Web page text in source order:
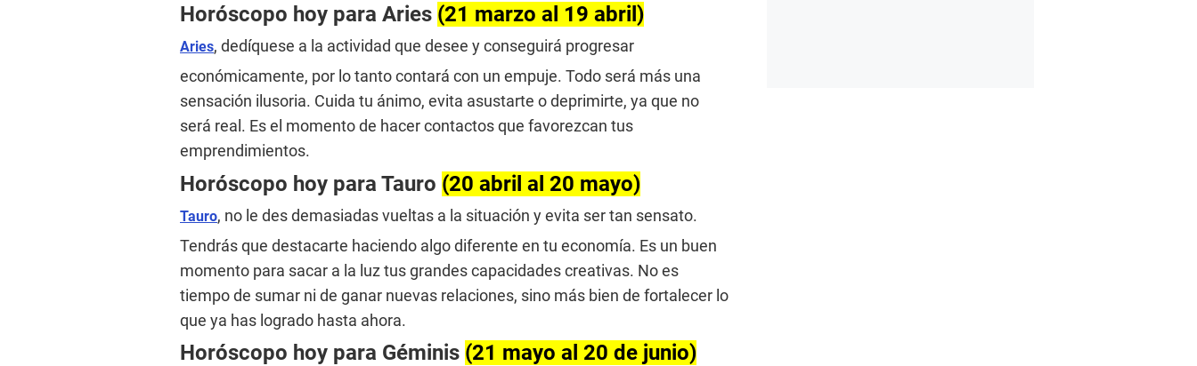
Horóscopo hoy para Aries (21 marzo al 19 abril)
Aries, dedíquese a la actividad que desee y conseguirá progresar
económicamente, por lo tanto contará con un empuje. Todo será más una
sensación ilusoria. Cuida tu ánimo, evita asustarte o deprimirte, ya que no
será real. Es el momento de hacer contactos que favorezcan tus
emprendimientos.
Horóscopo hoy para Tauro (20 abril al 20 mayo)
Tauro, no le des demasiadas vueltas a la situación y evita ser tan sensato.
Tendrás que destacarte haciendo algo diferente en tu economía. Es un buen
momento para sacar a la luz tus grandes capacidades creativas. No es
tiempo de sumar ni de ganar nuevas relaciones, sino más bien de fortalecer lo
que ya has logrado hasta ahora.
Horóscopo hoy para Géminis (21 mayo al 20 de junio)